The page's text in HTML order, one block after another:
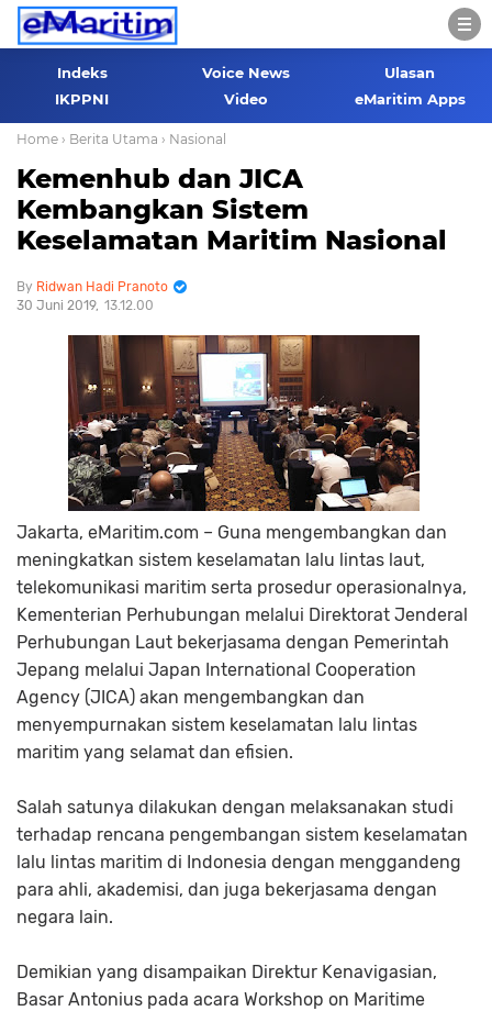
Indeks Voice News
Ulasan
IKPPNI
Video eMaritim Apps
Home › Berita Utama › Nasional
Kemenhub dan JICA
Kembangkan Sistem
Keselamatan Maritim Nasional
Ridwan Hadi Pranoto
30 Juni 2019 13.12.00
Jakarta, eMaritim.com – Guna mengembangkan dan
meningkatkan sistem keselamatan lalu lintas laut,
telekomunikasi maritim serta prosedur operasionalnya,
Kementerian Perhubungan melalui Direktorat Jenderal
Perhubungan Laut bekerjasama dengan Pemerintah
Jepang melalui Japan International Cooperation
Agency (JICA) akan mengembangkan dan
menyempurnakan sistem keselamatan lalu lintas
maritim yang selamat dan efisien.
Salah satunya dilakukan dengan melaksanakan studi
terhadap rencana pengembangan sistem keselamatan
lalu lintas maritim di Indonesia dengan menggandeng
para ahli, akademisi, dan juga bekerjasama dengan
negara lain.
Demikian yang disampaikan Direktur Kenavigasian,
Basar Antonius pada acara Workshop on Maritime